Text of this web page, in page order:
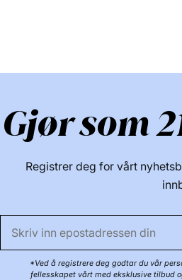
Gjør som
Registrer deg for vårt
*Ved å registrere deg godtar du vår
fellesskapet vårt med eksklusive tilbud